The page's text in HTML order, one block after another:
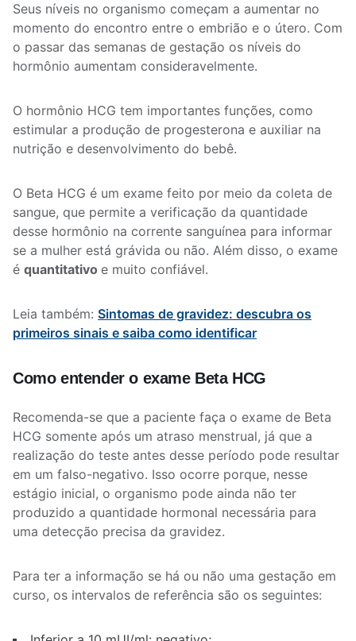
Seus níveis no organismo começam a aumentar no
momento do encontro entre o embrião e o útero. Com
o passar das semanas de gestação os níveis do
hormônio aumentam consideravelmente.
O hormônio HCG tem importantes funções, como
estimular a produção de progesterona e auxiliar na
nutrição e desenvolvimento do bebê.
O Beta HCG é um exame feito por meio da coleta de
sangue, que permite a verificação da quantidade
desse hormônio na corrente sanguínea para informar
se a mulher está grávida ou não. Além disso, o exame
é quantitativo e muito confiável.
Leia também: Sintomas de gravidez: descubra os
primeiros sinais e saiba como identificar
Como entender o exame Beta HCG
Recomenda-se que a paciente faça o exame de Beta
HCG somente após um atraso menstrual, já que a
realização do teste antes desse período pode resultar
em um falso-negativo. Isso ocorre porque, nesse
estágio inicial, o organismo pode ainda não ter
produzido a quantidade hormonal necessária para
uma detecção precisa da gravidez.
Para ter a informação se há ou não uma gestação em
curso, os intervalos de referência são os seguintes: